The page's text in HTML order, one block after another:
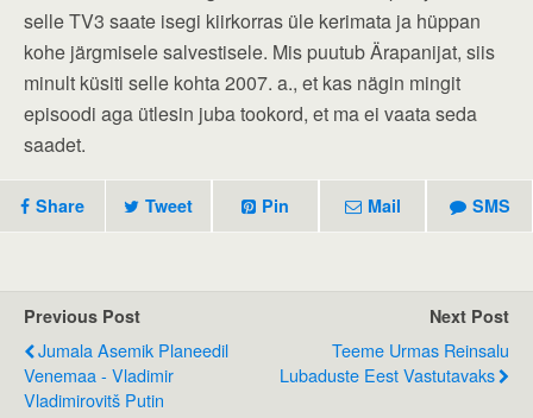
selle TV3 saate isegi kiirkorras üle kerimata ja hüppan
kohe järgmisele salvestisele. Mis puutub Ärapanijat, siis
minult küsiti selle kohta 2007. a., et kas nägin mingit
episoodi aga ütlesin juba tookord, et ma ei vaata seda
saadet.
Share Tweet Pin Mail SMS
Previous Post
Jumala Asemik Planeedil
Venemaa - Vladimir
Vladimirovitš Putin
Next Post
Teeme Urmas Reinsalu
Lubaduste Eest Vastutavaks